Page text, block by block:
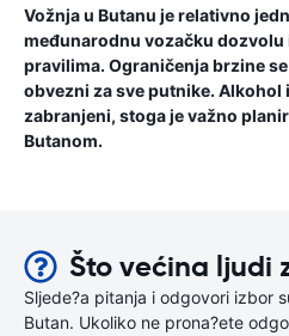
Vožnja u Butanu je relativno
međunarodnu vozačku dozvolu
pravilima. Ograničenja brzine
obvezni za sve putnike. Alkohol
zabranjeni, stoga je važno
Butanom.
Što većina ljudi
Sljede?a pitanja i odgovori izbor
Butan. Ukoliko ne prona?ete